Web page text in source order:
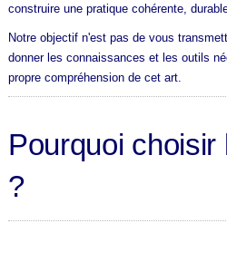
construire une pratique cohérente,
Notre objectif n'est pas de vous
donner les connaissances et les outils
propre compréhension de cet art.
Pourquoi
?